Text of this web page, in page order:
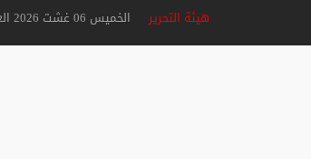
هيئة التحريرالخميس 06 غشت 2026 العدد : 5490